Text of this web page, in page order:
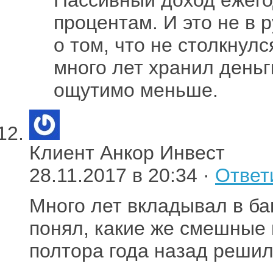
процентам. И это не в
о том, что не
много лет хранил
ощутимо меньше.
Клиент Анкор Инвест
28.11.2017 в 20:34 ·
Много лет вкладывал в
понял, какие же смешные
полтора года назад